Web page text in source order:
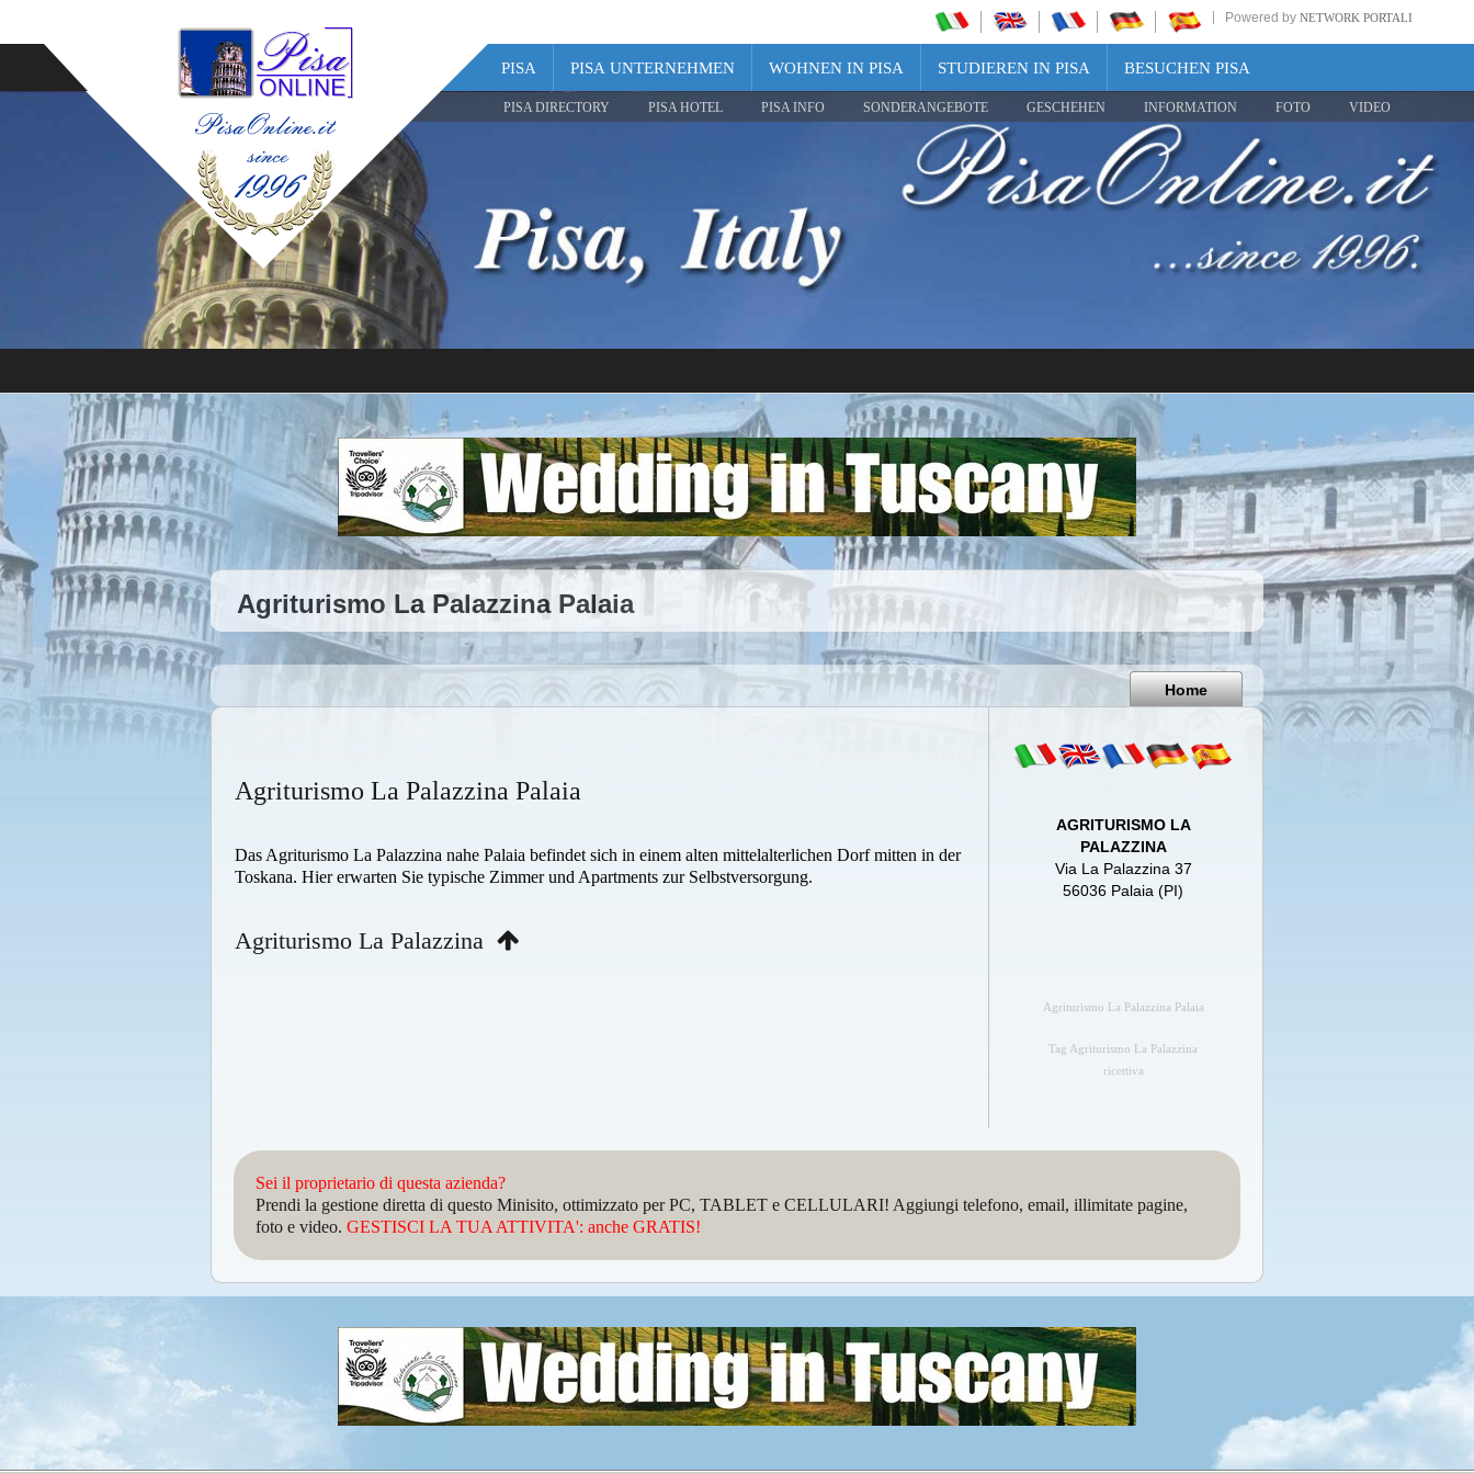
Powered by NETWORK PORTALI
PISA PISA UNTERNEHMEN WOHNEN IN PISA STUDIEREN IN PISA BESUCHEN PISA
PISA DIRECTORY PISA HOTEL PISA INFO SONDERANGEBOTE GESCHEHEN INFORMATION FOTO VIDEO
Share
Pisa
Italy
Agriturismo La Palazzina Palaia
Home
Agriturismo La Palazzina Palaia
Das Agriturismo La Palazzina nahe Palaia befindet sich in einem alten mittelalterlichen Dorf mitten in der
Toskana. Hier erwarten Sie typische Zimmer und Apartments zur Selbstversorgung.
Agriturismo La Palazzina
AGRITURISMO LA
PALAZZINA
Via La Palazzina 37
56036 Palaia (PI)
Agriturismo La Palazzina Palaia
Tag Agriturismo La Palazzina
ricettiva
Sei il proprietario di questa azienda?
Prendi la gestione diretta di questo Minisito, ottimizzato per PC, TABLET e CELLULARI! Aggiungi telefono, email, illimitate pagine,
foto e video. GESTISCI LA TUA ATTIVITA': anche GRATIS!